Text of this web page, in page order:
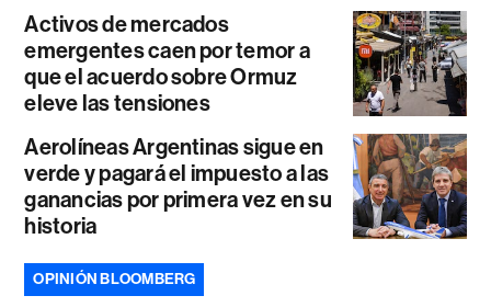
Activos de mercados
emergentes caen por temor a
que el acuerdo sobre Ormuz
eleve las tensiones
Aerolíneas Argentinas sigue en
verde y pagará el impuesto a las
ganancias por primera vez en su
historia
OPINIÓN BLOOMBERG